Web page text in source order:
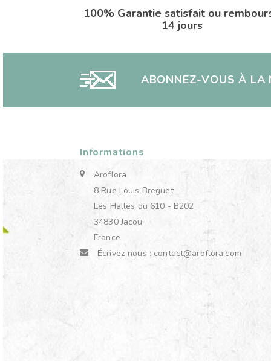
100% Garantie satisfait ou
14 jours
ABONNEZ-VOUS À LA
Informations
Aroflora
8 Rue Louis Breguet
Les Halles du 610 - B202
34830 Jacou
France
Écrivez-nous : contact@aroflora.com